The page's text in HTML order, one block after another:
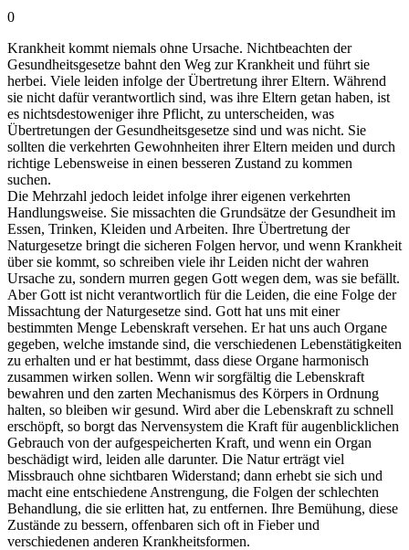
0
Krankheit kommt niemals ohne Ursache. Nichtbeachten der
Gesundheitsgesetze bahnt den Weg zur Krankheit und führt sie
herbei. Viele leiden infolge der Übertretung ihrer Eltern. Während
sie nicht dafür verantwortlich sind, was ihre Eltern getan haben, ist
es nichtsdestoweniger ihre Pflicht, zu unterscheiden, was
Übertretungen der Gesundheitsgesetze sind und was nicht. Sie
sollten die verkehrten Gewohnheiten ihrer Eltern meiden und durch
richtige Lebensweise in einen besseren Zustand zu kommen
suchen.
Die Mehrzahl jedoch leidet infolge ihrer eigenen verkehrten
Handlungsweise. Sie missachten die Grundsätze der Gesundheit im
Essen, Trinken, Kleiden und Arbeiten. Ihre Übertretung der
Naturgesetze bringt die sicheren Folgen hervor, und wenn Krankheit
über sie kommt, so schreiben viele ihr Leiden nicht der wahren
Ursache zu, sondern murren gegen Gott wegen dem, was sie befällt.
Aber Gott ist nicht verantwortlich für die Leiden, die eine Folge der
Missachtung der Naturgesetze sind. Gott hat uns mit einer
bestimmten Menge Lebenskraft versehen. Er hat uns auch Organe
gegeben, welche imstande sind, die verschiedenen Lebenstätigkeiten
zu erhalten und er hat bestimmt, dass diese Organe harmonisch
zusammen wirken sollen. Wenn wir sorgfältig die Lebenskraft
bewahren und den zarten Mechanismus des Körpers in Ordnung
halten, so bleiben wir gesund. Wird aber die Lebenskraft zu schnell
erschöpft, so borgt das Nervensystem die Kraft für augenblicklichen
Gebrauch von der aufgespeicherten Kraft, und wenn ein Organ
beschädigt wird, leiden alle darunter. Die Natur erträgt viel
Missbrauch ohne sichtbaren Widerstand; dann erhebt sie sich und
macht eine entschiedene Anstrengung, die Folgen der schlechten
Behandlung, die sie erlitten hat, zu entfernen. Ihre Bemühung, diese
Zustände zu bessern, offenbaren sich oft in Fieber und
verschiedenen anderen Krankheitsformen.